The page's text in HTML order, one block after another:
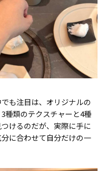
も注目は、オリジナルの
種類のテクスチャーと4種
けるのだが、実際に手に
に合わせて自分だけの一